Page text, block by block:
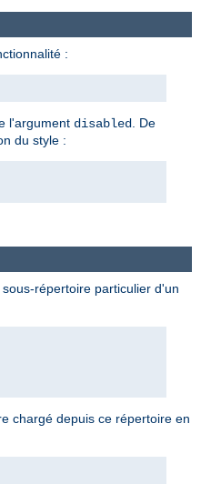
:
l'argument disabled
. De
du style :
répertoire particulier d'un
chargé depuis ce répertoire en